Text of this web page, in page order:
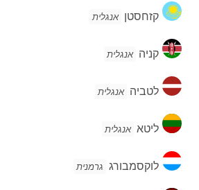
קזחסטן
קזחסטן אנגלית
קניה
קניה אנגלית
לטביה
לטביה אנגלית
ליטא
ליטא אנגלית
לוקסמבורג
לוקסמבורג גרמנית